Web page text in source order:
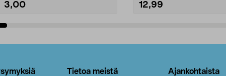
3,00 12,99
Tietoa meistä Ajankohtaista